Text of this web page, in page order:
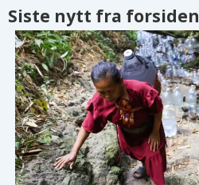
Siste nytt fra forsiden